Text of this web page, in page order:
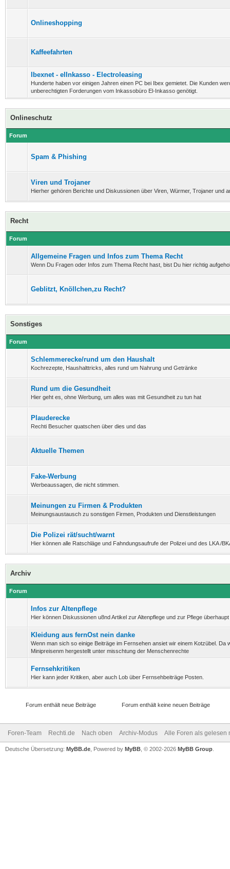
Onlineshopping
Kaffeefahrten
Ibexnet - elInkasso - Electroleasing
Hunderte haben vor einigen Jahren einen PC bei Ibex gemietet. Die Kunden
unberechtigten Forderungen vom Inkassobüro El-Inkasso genötigt.
Onlineschutz
Forum
Spam & Phishing
Viren und Trojaner
Hierher gehören Berichte und Diskussionen über Viren, Würmer, Trojaner und
Recht
Forum
Allgemeine Fragen und Infos zum Thema Recht
Wenn Du Fragen oder Infos zum Thema Recht hast, bist Du hier richtig
Geblitzt, Knöllchen,zu Recht?
Sonstiges
Forum
Schlemmerecke/rund um den Haushalt
Kochrezepte, Haushalttricks, alles rund um Nahrung und Getränke
Rund um die Gesundheit
Hier geht es, ohne Werbung, um alles was mit Gesundheit zu tun hat
Plauderecke
Rechti Besucher quatschen über dies und das
Aktuelle Themen
Fake-Werbung
Werbeaussagen, die nicht stimmen.
Meinungen zu Firmen & Produkten
Meinungsaustausch zu sonstigen Firmen, Produkten und Dienstleistungen
Die Polizei rät/sucht/warnt
Hier können alle Ratschläge und Fahndungsaufrufe der Polizei und des LKA /
Archiv
Forum
Infos zur Altenpflege
Hier können Diskussionen u8nd Artikel zur Altenpflege und zur Pflege
Kleidung aus fernOst nein danke
Wenn man sich so einige Beiträge im Fernsehen ansiet wir einem Kotzübel. Da
Minipreisenm hergestellt unter misschtung der Menschenrechte
Fernsehkritiken
Hier kann jeder Kritiken, aber auch Lob über Fernsehbeiträge Posten.
Forum enthält neue Beiträge Forum enthält keine neuen Beiträge
Foren-Team Rechti.de Nach oben Archiv-Modus Alle Foren als gelesen
Deutsche Übersetzung: MyBB.de , Powered by MyBB , © 2002-2026 MyBB Group